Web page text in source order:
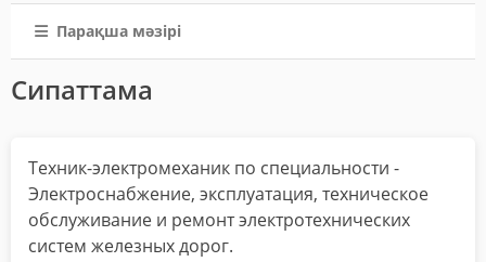
Парақша мәзірі
Сипаттама
Техник-электромеханик по специальности -
Электроснабжение, эксплуатация, техническое
обслуживание и ремонт электротехнических
систем железных дорог.